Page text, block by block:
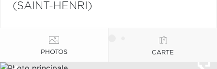
(SAINT-HENRI)
PHOTOS CARTE